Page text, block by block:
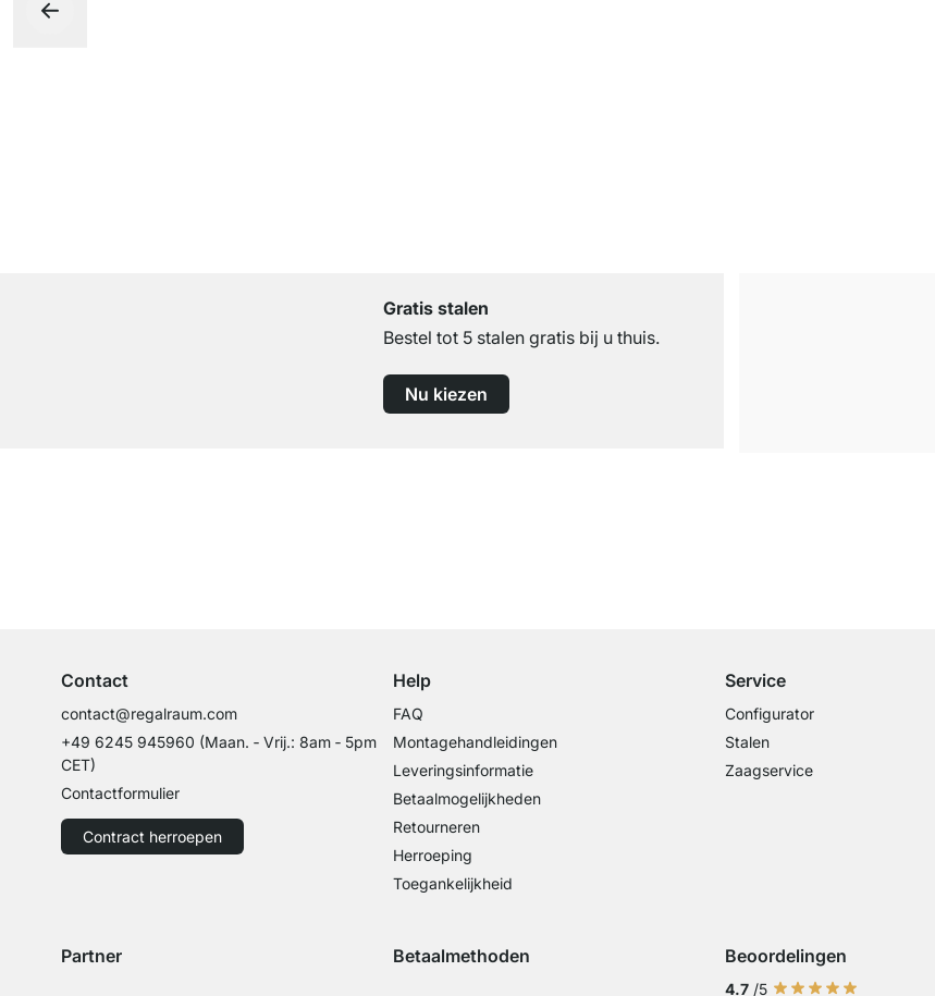
Gratis stalen
Bestel tot 5 stalen gratis bij u thuis.
Nu kiezen
Contact
contact@regalraum.com
+49 6245 945960 (Maan. ‑ Vrij.: 8am ‑ 5pm
CET)
Contactformulier
Contract herroepen
Help
FAQ
Montagehandleidingen
Leveringsinformatie
Betaalmogelijkheden
Retourneren
Herroeping
Toegankelijkheid
Service
Configurator
Stalen
Zaagservice
Partner Betaalmethoden
Betaling met Klarna Sofort
Beoordelingen
4.7 /5